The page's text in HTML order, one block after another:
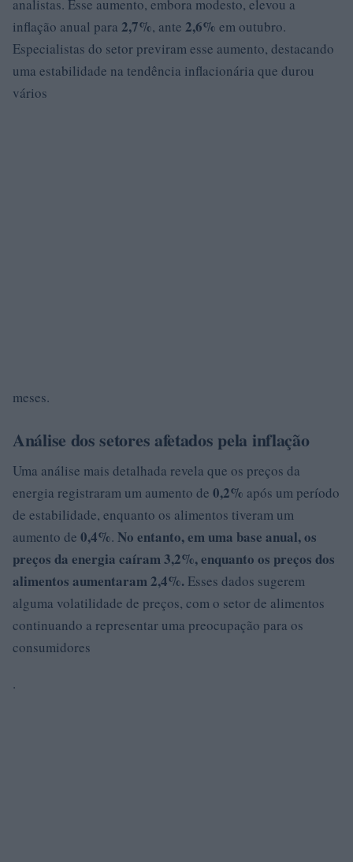
analistas. Esse aumento, embora modesto, elevou a
inflação anual para 2,7%, ante 2,6% em outubro.
Especialistas do setor previram esse aumento, destacando
uma estabilidade na tendência inflacionária que durou
vários
meses.
Análise dos setores afetados pela inflação
Uma análise mais detalhada revela que os preços da
energia registraram um aumento de 0,2% após um período
de estabilidade, enquanto os alimentos tiveram um
aumento de 0,4%. No entanto, em uma base anual, os
preços da energia caíram3,2%, enquanto os preços dos
alimentos aumentaram 2,4%. Esses dados sugerem
alguma volatilidade de preços, com o setor de alimentos
continuando a representar uma preocupação para os
consumidores
.